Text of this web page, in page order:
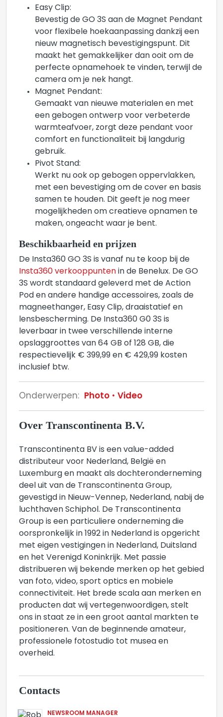
Easy Clip:
Bevestig de GO 3S aan de Magnet Pendant
voor flexibele hoekaanpassing dankzij een
nieuw magnetisch bevestigingspunt. Dit
maakt het gemakkelijker dan ooit om de
perfecte opnamehoek te vinden, terwijl de
camera om je nek hangt.
Magnet Pendant:
Gemaakt van nieuwe materialen en met
een gebogen ontwerp voor verbeterde
warmteafvoer, zorgt deze pendant voor
comfort en functionaliteit bij langdurig
gebruik.
Pivot Stand:
Werkt nu ook op gebogen oppervlakken,
met een bevestiging om de cover en basis
samen te houden. Dit geeft je nog meer
mogelijkheden om creatieve opnamen te
maken, ongeacht waar je bent.
Beschikbaarheid en prijzen
De Insta360 GO 3S is vanaf nu te koop bij de
Insta360 verkooppunten in de Benelux. De GO
3S wordt standaard geleverd met de Action
Pod en andere handige accessoires, zoals de
magneethanger, Easy Clip, draaistatief en
lensbescherming. De Insta360 G0 3S is
leverbaar in twee verschillende interne
opslaggroottes van 64 GB of 128 GB, die
respectievelijk € 399,99 en € 429,99 kosten
inclusief btw.
Onderwerpen: Photo Video
Over Transcontinenta B.V.
Transcontinenta BV is een value-added
distributeur voor Nederland, België en
Luxemburg en maakt als dochteronderneming
deel uit van de Transcontinenta Group,
gevestigd in Nieuw-Vennep, Nederland, nabij de
luchthaven Schiphol. De Transcontinenta
Group is een particuliere onderneming die
oorspronkelijk in 1992 in Nederland is opgericht
met eigen vestigingen in Nederland, Duitsland
en het Verenigd Koninkrijk. Met passie
distribueren wij bekende merken op het gebied
van foto, video, sport optics en mobiele
connectiviteit. Het brede scala aan merken en
producten dat wij vertegenwoordigen, stelt
ons in staat ze in een groot aantal markten te
positioneren. Van de beginnende amateur,
professionele fotostudio tot musea en
overheid.
Contacts
NEWSROOM MANAGER